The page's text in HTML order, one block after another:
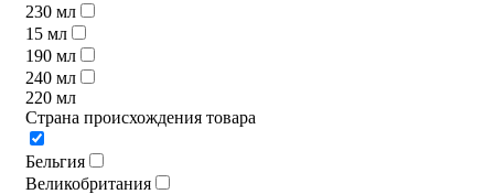
230 мл
15 мл
190 мл
240 мл
220 мл
Страна происхождения товара
Бельгия
Великобритания